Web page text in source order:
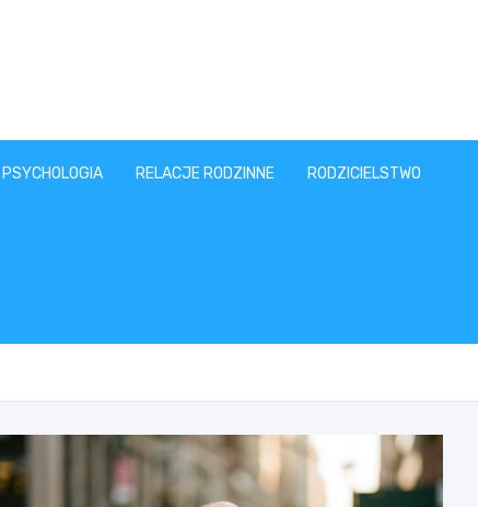
PSYCHOLOGIA RELACJE RODZINNE RODZICIELSTWO